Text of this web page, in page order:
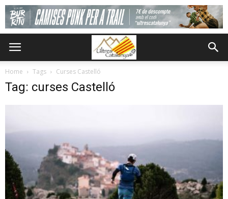
Home Tags Curses Castelló
Tag: curses Castelló